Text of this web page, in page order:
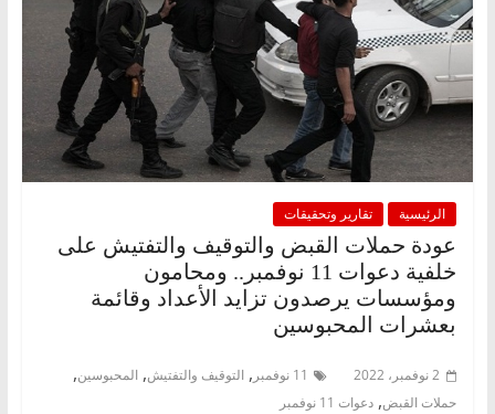
الرئيسية تقارير وتحقيقات
عودة حملات القبض والتوقيف والتفتيش على
خلفية دعوات 11 نوفمبر.. ومحامون
ومؤسسات يرصدون تزايد الأعداد وقائمة
بعشرات المحبوسين
2 نوفمبر، 2022 11 نوفمبر , التوقيف والتفتيش, المحبوسين,
حملات القبض, دعوات 11 نوفمبر